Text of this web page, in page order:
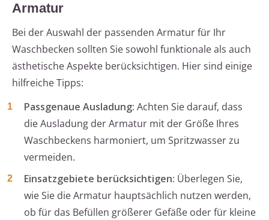
Armatur
Bei der Auswahl der passenden Armatur für Ihr
Waschbecken sollten Sie sowohl funktionale als auch
ästhetische Aspekte berücksichtigen. Hier sind einige
hilfreiche Tipps:
Passgenaue Ausladung: Achten Sie darauf, dass
die Ausladung der Armatur mit der Größe Ihres
Waschbeckens harmoniert, um Spritzwasser zu
vermeiden.
Einsatzgebiete berücksichtigen: Überlegen Sie,
wie Sie die Armatur hauptsächlich nutzen werden,
ob für das Befüllen größerer Gefäße oder für kleine